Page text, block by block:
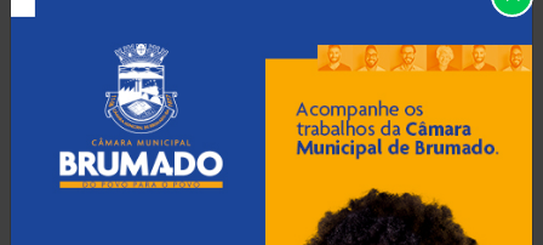
Bom Jesus da Lapa
Boquira (152)
(72)